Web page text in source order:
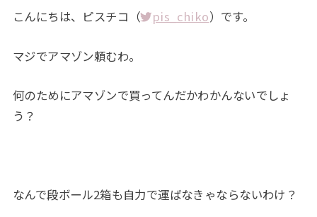
こんにちは、ピスチコ（ pis_chiko）です。
マジでアマゾン頼むわ。
何のためにアマゾンで買ってんだかわかんないでしょ
う？
なんで段ボール2箱も自力で運ばなきゃならないわけ？